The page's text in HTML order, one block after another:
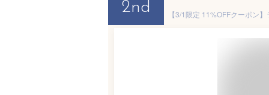
2nd